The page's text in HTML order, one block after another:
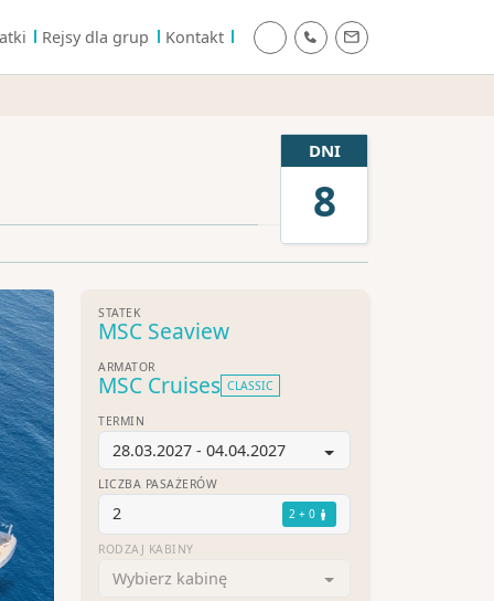
Rejsy dla grup Kontakt
DNI
8
STATEK
MSC Seaview
ARMATOR
MSC Cruises CLASSIC
TERMIN
28.03.2027 - 04.04.2027
LICZBA PASAŻERÓW
2 2 + 0
RODZAJ KABINY
Wybierz kabinę